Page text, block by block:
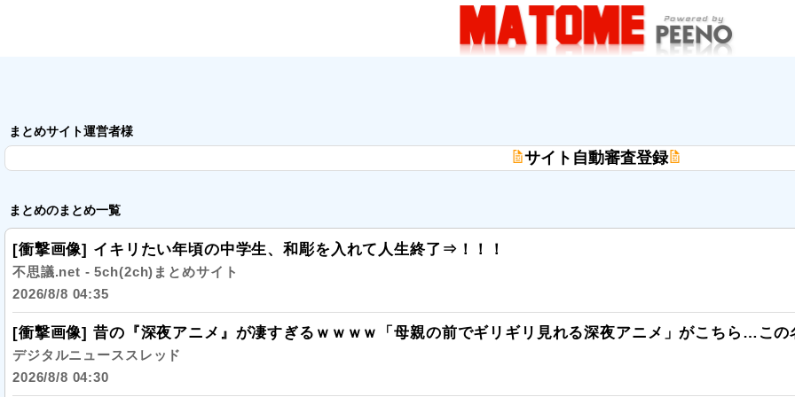
まとめサイト運営者様
サイト自動審査登録
まとめのまとめ一覧
[衝撃画像] イキリたい年頃の中学生、和彫を入れて人生終了⇒！！！
不思議.net - 5ch(2ch)まとめサイト
2026/8/8 04:35
[衝撃画像] 昔の『深夜アニメ』が凄すぎるｗｗｗｗ「母親の前でギリギリ見れる深夜アニメ」がこちら…こ
デジタルニューススレッド
2026/8/8 04:30